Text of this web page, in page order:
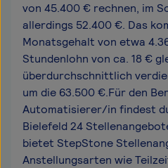
von 45.400 € rechnen, im
allerdings 52.400 €. Das
Monatsgehalt von etwa
Stundenlohn von ca. 18 €
überdurchschnittlich
um die 63.500 €.Für den
Automatisierer/in findest
Bielefeld 24
bietet StepStone
Anstellungsarten wie